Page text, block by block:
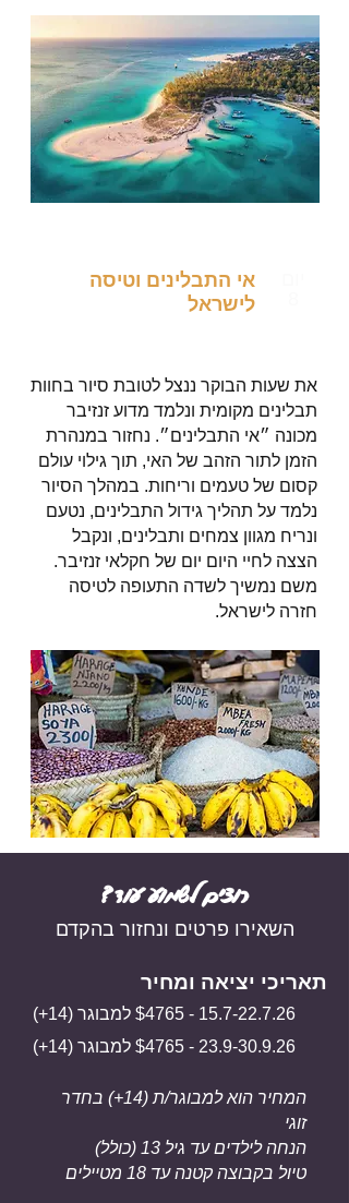
אי התבלינים וטיסה
לישראל
את שעות הבוקר ננצל לטובת סיור בחוות
תבלינים מקומית ונלמד מדוע זנזיבר
מכונה ״אי התבלינים״. נחזור במנהרת
הזמן לתור הזהב של האי, תוך גילוי עולם
קסום של טעמים וריחות. במהלך הסיור
נלמד על תהליך גידול התבלינים, נטעם
ונריח מגוון צמחים ותבלינים, ונקבל
הצצה לחיי היום יום של חקלאי זנזיבר.
משם נמשיך לשדה התעופה לטיסה
חזרה לישראל.
?רוצים לשמוע עוד
השאירו פרטים ונחזור בהקדם
תאריכי יציאה ומחיר
15.7-22.7.26 - $4765 למבוגר (14+)
23.9-30.9.26 - $4765 למבוגר (14+)
המחיר הוא למבוגר/ת (14+) בחדר
זוגי
הנחה לילדים עד גיל 13 (כולל)
טיול בקבוצה קטנה עד 18 מטיילים